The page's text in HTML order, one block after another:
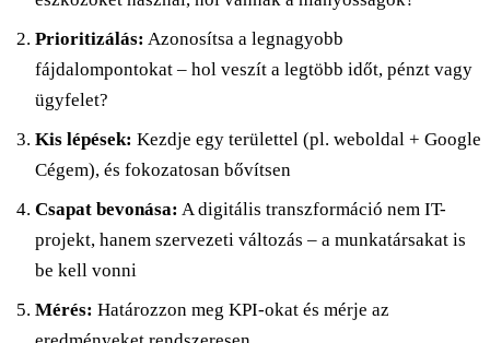
Prioritizálás: Azonosítsa a legnagyobb
fájdalompontokat – hol veszít a legtöbb időt, pénzt vagy
ügyfelet?
Kis lépések: Kezdje egy területtel (pl. weboldal + Google
Cégem), és fokozatosan bővítsen
Csapat bevonása: A digitális transzformáció nem IT-
projekt, hanem szervezeti változás – a munkatársakat is
be kell vonni
Mérés: Határozzon meg KPI-okat és mérje az